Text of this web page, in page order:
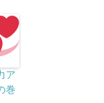
ア
巻